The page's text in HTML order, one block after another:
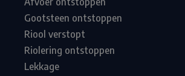
Gootsteen ontstoppen
Riool verstopt
Riolering ontstoppen
Lekkage